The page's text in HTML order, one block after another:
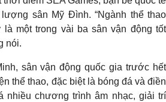
sân Mỹ Đình. “Ngành thể thao
một trong vài ba sân vận động tốt
nói.
sân vận động quốc gia trước hết
thể thao, đặc biệt là bóng đá và điền
nhiều chương trình âm nhạc, giải trí